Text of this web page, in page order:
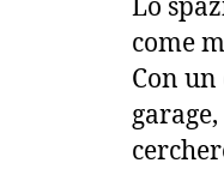
Lo
come
Con